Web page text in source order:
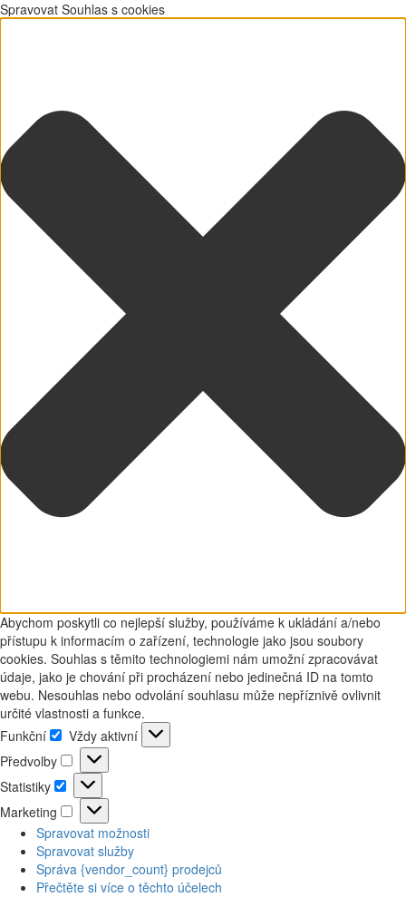
Spravovat Souhlas s cookies
Abychom poskytli co nejlepší služby, používáme k ukládání a/nebo
přístupu k informacím o zařízení, technologie jako jsou soubory
cookies. Souhlas s těmito technologiemi nám umožní zpracovávat
údaje, jako je chování při procházení nebo jedinečná ID na tomto
webu. Nesouhlas nebo odvolání souhlasu může nepříznivě ovlivnit
určité vlastnosti a funkce.
Funkční
Funkční
Vždy aktivní
Předvolby
Předvolby
Statistiky
Statistiky
Marketing
Marketing
Spravovat možnosti
Spravovat služby
Správa {vendor_count} prodejců
Přečtěte si více o těchto účelech